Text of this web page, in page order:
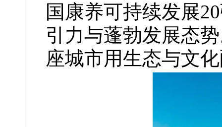
国康养可持续发展
引力与蓬勃发展态
座城市用生态与文